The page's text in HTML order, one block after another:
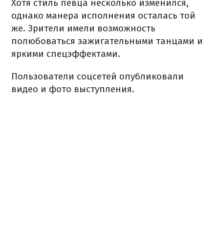
Хотя стиль певца несколько изменился,
однако манера исполнения осталась той
же. Зрители имели возможность
полюбоваться зажигательными танцами и
яркими спецэффектами.
Пользователи соцсетей опубликовали
видео и фото выступления.